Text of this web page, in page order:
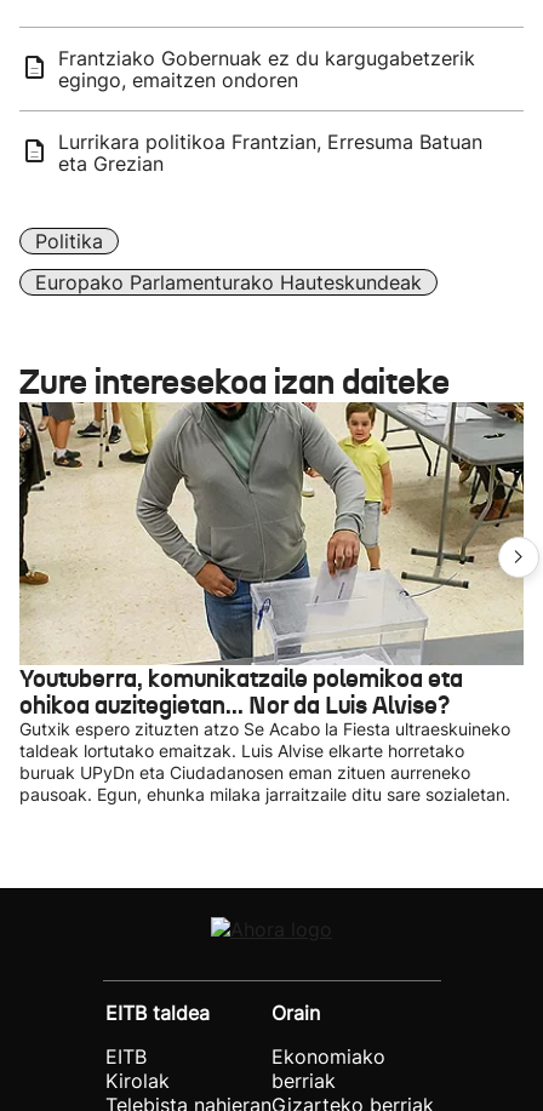
Frantziako Gobernuak ez du kargugabetzerik
egingo, emaitzen ondoren
Lurrikara politikoa Frantzian, Erresuma Batuan
eta Grezian
Politika
Europako Parlamenturako Hauteskundeak
Zure interesekoa izan daiteke
Youtuberra, komunikatzaile polemikoa eta
ohikoa auzitegietan... Nor da Luis Alvise?
Gutxik espero zituzten atzo Se Acabo la Fiesta ultraeskuineko
taldeak lortutako emaitzak. Luis Alvise elkarte horretako
buruak UPyDn eta Ciudadanosen eman zituen aurreneko
pausoak. Egun, ehunka milaka jarraitzaile ditu sare sozialetan.
EITB taldea
EITB
Kirolak
Telebista nahieran
Orain
Ekonomiako
berriak
Gizarteko berriak